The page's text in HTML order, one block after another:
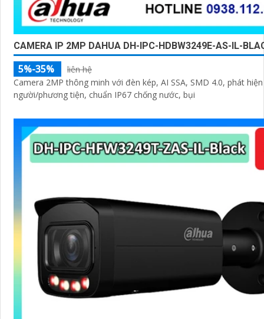
CAMERA IP 2MP DAHUA DH-IPC-HDBW3249E-AS-IL-
5%-35%
liên hệ
Camera 2MP thông minh với đèn kép, AI SSA, SMD 4.0, phát
người/phương tiện, chuẩn IP67 chống nước, bụi